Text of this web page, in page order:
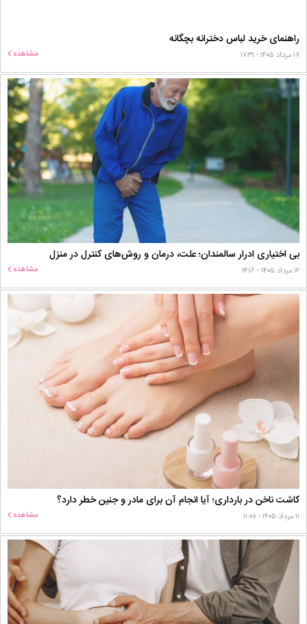
راهنمای خرید لباس دخترانه بچگانه
۱۷ مرداد ۱۴۰۵ - ۱۷:۳۱ مشاهده
بی اختیاری ادرار سالمندان؛ علت، درمان و روش‌های کنترل در منزل
۱۲ مرداد ۱۴۰۵ - ۱۴:۱۶ مشاهده
کاشت ناخن در بارداری؛ آیا انجام آن برای مادر و جنین خطر دارد؟
۱۱ مرداد ۱۴۰۵ - ۱۱:۰۸ مشاهده